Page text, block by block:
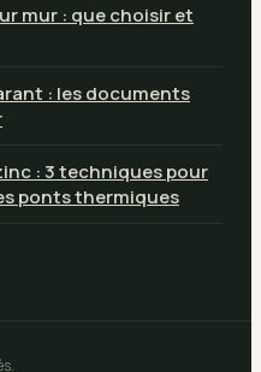
mur : que choisir et
: les documents
: 3 techniques pour
ponts thermiques